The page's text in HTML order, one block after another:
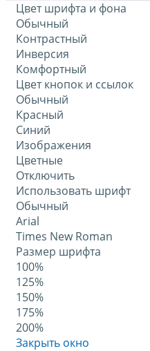
Цвет шрифта и фона
Обычный
Контрастный
Инверсия
Комфортный
Цвет кнопок и ссылок
Обычный
Красный
Синий
Изображения
Цветные
Отключить
Использовать шрифт
Обычный
Arial
Times New Roman
Размер шрифта
100%
125%
150%
175%
200%
Закрыть окно